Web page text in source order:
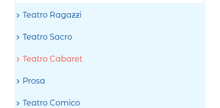
Teatro Ragazzi
Teatro Sacro
Teatro Cabaret
Prosa
Teatro Comico